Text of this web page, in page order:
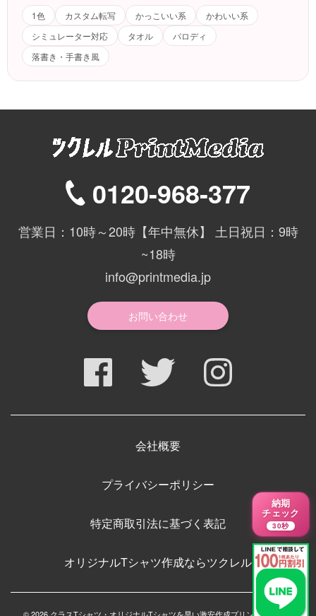
1色
カスタム転写 かっこいい系
かわいい系
シミュレーター対応
タオル
パロディ
落書き・手書き風
0120-968-377
営業日：10時～20時【年中無休】 土日祝日：9時
~18時
info@printmedia.jp
お問い合わせ
会社概要
プライバシーポリシー
特定商取引法に基づく表記
オリジナルTシャツ作成ならツクレル
納期
チェック
30秒